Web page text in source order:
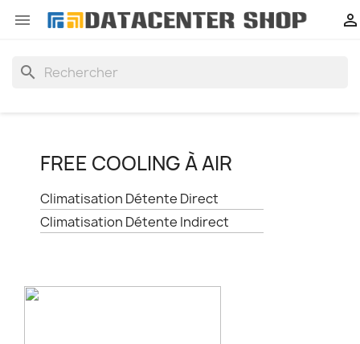
 
search
FREE COOLING À AIR
Climatisation Détente Direct
Climatisation Détente Indirect